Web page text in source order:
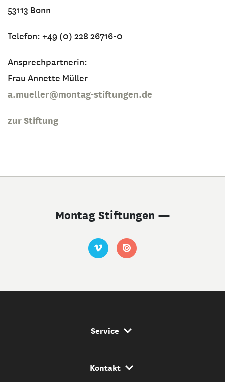
53113 Bonn
Telefon: +49 (0) 228 26716-0
Ansprechpartnerin:
Frau Annette Müller
a.mueller@montag-stiftungen.de
zur Stiftung
Montag Stiftungen —
Service Navigation
Service
Kontakt Navigation
Kontakt